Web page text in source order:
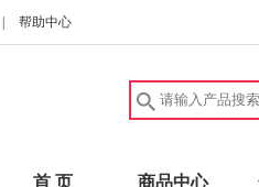
帮助中心
首 页 商品中心